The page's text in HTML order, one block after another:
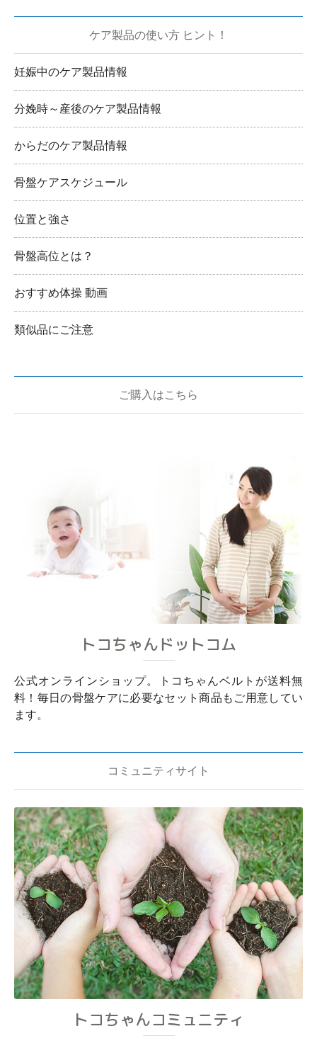
ケア製品の使い方 ヒント！
妊娠中のケア製品情報
分娩時～産後のケア製品情報
からだのケア製品情報
骨盤ケアスケジュール
位置と強さ
骨盤高位とは？
おすすめ体操 動画
類似品にご注意
ご購入はこちら
トコちゃんドットコム
公式オンラインショップ。トコちゃんベルトが送料無
料！毎日の骨盤ケアに必要なセット商品もご用意してい
ます。
コミュニティサイト
トコちゃんコミュニティ